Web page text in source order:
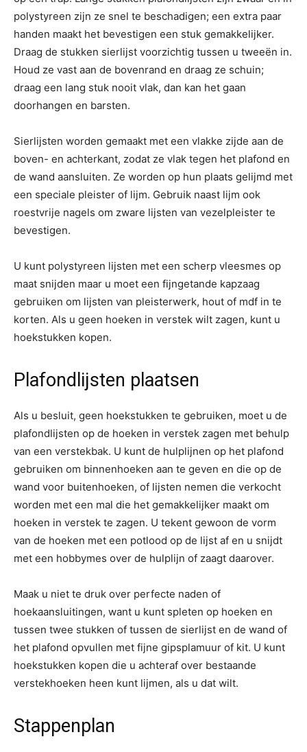
polystyreen zijn ze snel te beschadigen; een extra paar
handen maakt het bevestigen een stuk gemakkelijker.
Draag de stukken sierlijst voorzichtig tussen u tweeën in.
Houd ze vast aan de bovenrand en draag ze schuin;
draag een lang stuk nooit vlak, dan kan het gaan
doorhangen en barsten.
Sierlijsten worden gemaakt met een vlakke zijde aan de
boven- en achterkant, zodat ze vlak tegen het plafond en
de wand aansluiten. Ze worden op hun plaats gelijmd met
een speciale pleister of lijm. Gebruik naast lijm ook
roestvrije nagels om zware lijsten van vezelpleister te
bevestigen.
U kunt polystyreen lijsten met een scherp vleesmes op
maat snijden maar u moet een fijngetande kapzaag
gebruiken om lijsten van pleisterwerk, hout of mdf in te
korten. Als u geen hoeken in verstek wilt zagen, kunt u
hoekstukken kopen.
Plafondlijsten plaatsen
Als u besluit, geen hoekstukken te gebruiken, moet u de
plafondlijsten op de hoeken in verstek zagen met behulp
van een verstekbak. U kunt de hulplijnen op het plafond
gebruiken om binnenhoeken aan te geven en die op de
wand voor buitenhoeken, of lijsten nemen die verkocht
worden met een mal die het gemakkelijker maakt om
hoeken in verstek te zagen. U tekent gewoon de vorm
van de hoeken met een potlood op de lijst af en u snijdt
met een hobbymes over de hulplijn of zaagt daarover.
Maak u niet te druk over perfecte naden of
hoekaansluitingen, want u kunt spleten op hoeken en
tussen twee stukken of tussen de sierlijst en de wand of
het plafond opvullen met fijne gipsplamuur of kit. U kunt
hoekstukken kopen die u achteraf over bestaande
verstekhoeken heen kunt lijmen, als u dat wilt.
Stappenplan